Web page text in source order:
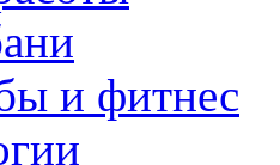
и фитнес